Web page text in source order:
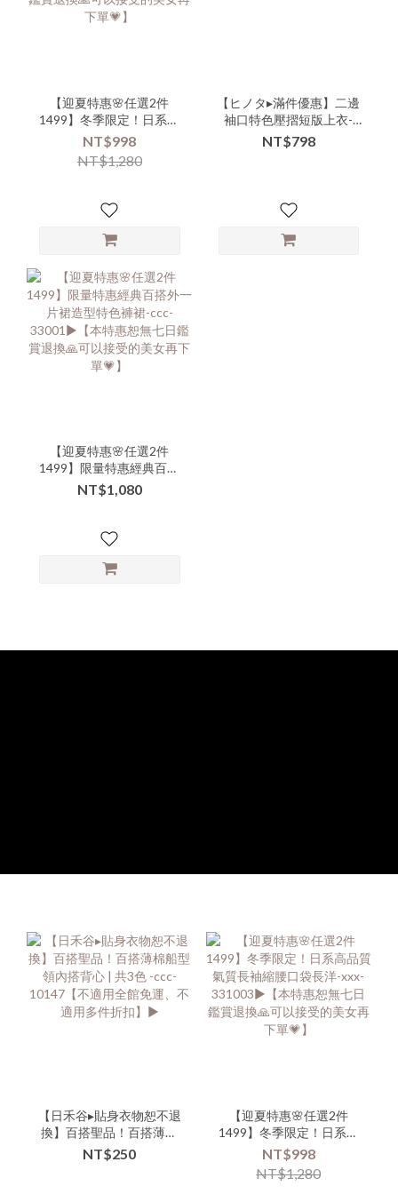
【迎夏特惠🌸任選2件
1499】冬季限定！日系高
品質氣質長袖縮腰口袋長
洋-xxx-331003▶【本特惠
恕無七日鑑賞退換🙏可以
NT$998
NT$1,280
【ヒノタ▸滿件優惠】二邊
袖口特色壓摺短版上衣-
ccc-109312▶
NT$798
【迎夏特惠🌸任選2件
1499】限量特惠經典百搭
外一片裙造型特色褲裙-
ccc-33001▶【本特惠恕無
的美女再下單💗】
NT$1,080
【日禾谷▸貼身衣物恕不退
換】百搭聖品！百搭薄棉
船型領內搭背心 | 共3色 -
ccc-10147【不適用全館免
NT$250
【迎夏特惠🌸任選2件
1499】冬季限定！日系高
品質氣質長袖縮腰口袋長
洋-xxx-331003▶【本特惠
恕無七日鑑賞退換🙏可以
NT$998
NT$1,280